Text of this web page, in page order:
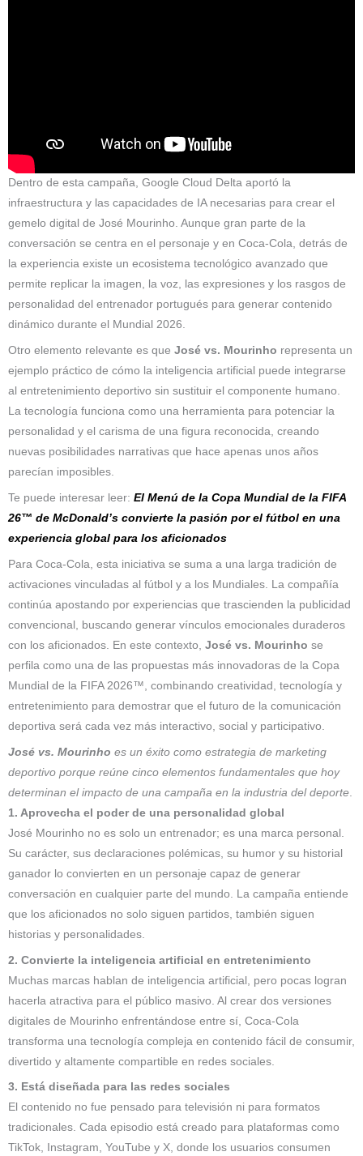
Dentro de esta campaña, Google Cloud Delta aportó la
infraestructura y las capacidades de IA necesarias para crear el
gemelo digital de José Mourinho. Aunque gran parte de la
conversación se centra en el personaje y en Coca-Cola, detrás de
la experiencia existe un ecosistema tecnológico avanzado que
permite replicar la imagen, la voz, las expresiones y los rasgos de
personalidad del entrenador portugués para generar contenido
dinámico durante el Mundial 2026.
Otro elemento relevante es que José vs. Mourinho representa un
ejemplo práctico de cómo la inteligencia artificial puede integrarse
al entretenimiento deportivo sin sustituir el componente humano.
La tecnología funciona como una herramienta para potenciar la
personalidad y el carisma de una figura reconocida, creando
nuevas posibilidades narrativas que hace apenas unos años
parecían imposibles.
Te puede interesar leer: El Menú de la Copa Mundial de la FIFA
26™ de McDonald’s convierte la pasión por el fútbol en una
experiencia global para los aficionados
Para Coca-Cola, esta iniciativa se suma a una larga tradición de
activaciones vinculadas al fútbol y a los Mundiales. La compañía
continúa apostando por experiencias que trascienden la publicidad
convencional, buscando generar vínculos emocionales duraderos
con los aficionados. En este contexto, José vs. Mourinho se
perfila como una de las propuestas más innovadoras de la Copa
Mundial de la FIFA 2026™, combinando creatividad, tecnología y
entretenimiento para demostrar que el futuro de la comunicación
deportiva será cada vez más interactivo, social y participativo.
José vs. Mourinho es un éxito como estrategia de marketing
deportivo porque reúne cinco elementos fundamentales que hoy
determinan el impacto de una campaña en la industria del deporte
1. Aprovecha el poder de una personalidad global
José Mourinho no es solo un entrenador; es una marca personal.
Su carácter, sus declaraciones polémicas, su humor y su historial
ganador lo convierten en un personaje capaz de generar
conversación en cualquier parte del mundo. La campaña entiende
que los aficionados no solo siguen partidos, también siguen
historias y personalidades.
2. Convierte la inteligencia artificial en entretenimiento
Muchas marcas hablan de inteligencia artificial, pero pocas logran
hacerla atractiva para el público masivo. Al crear dos versiones
digitales de Mourinho enfrentándose entre sí, Coca-Cola
transforma una tecnología compleja en contenido fácil de consumir,
divertido y altamente compartible en redes sociales.
3. Está diseñada para las redes sociales
El contenido no fue pensado para televisión ni para formatos
tradicionales. Cada episodio está creado para plataformas como
TikTok, Instagram, YouTube y X, donde los usuarios consumen